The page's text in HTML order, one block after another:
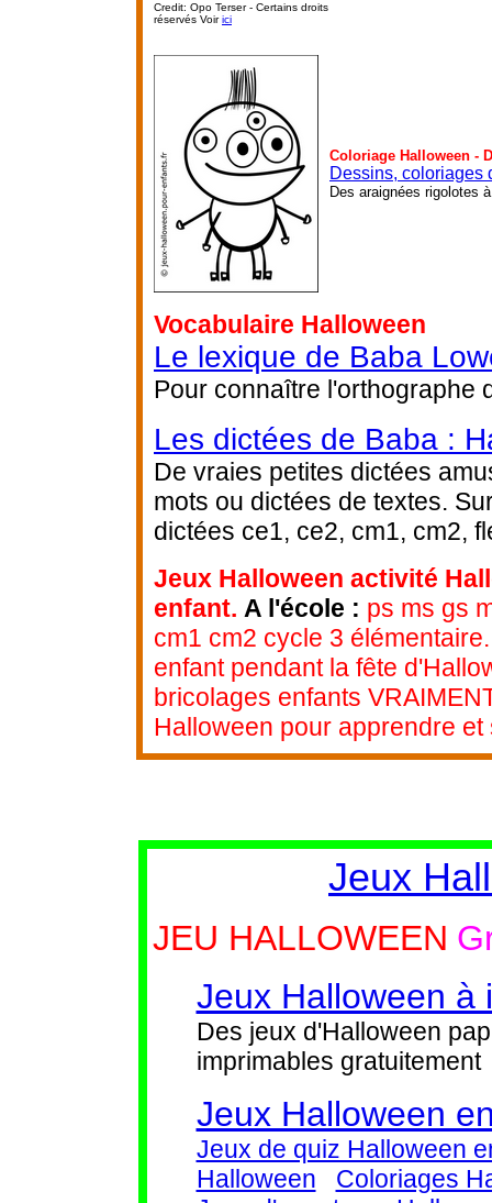
Credit: Opo Terser - Certains droits
réservés Voirici
Coloriage Halloween -
Dessins, coloriages
Des araignées rigolotes
Vocabulaire Halloween
Le lexique de Baba
Pour connaître l'orthographe
Les dictées de Baba :
De vraies petites dictées
mots ou dictées de textes.
dictées ce1, ce2, cm1, cm2,
Jeux Halloween activité
enfant. A l'école : ps ms gs
cm1 cm2 cycle 3 élémentaire.
enfant pendant la fête
bricolages enfants
Halloween pour apprendre
Jeux
JEU HALLOWEEN
Jeux Halloween à
Des jeux d'Halloween
imprimables gratuitement
Jeux Halloween
Jeux de quiz Halloween
Halloween
Coloriages